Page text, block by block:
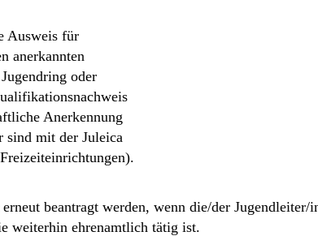
Ausweis für
anerkannten
oder
Anerkennung
sind mit der Juleica
beantragt werden, wenn die/der
weiterhin ehrenamtlich tätig ist.